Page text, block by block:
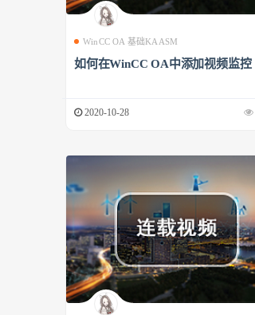
WinCC OA 基础KAASM
如何在WinCC OA中添加视频监控
2020-10-28